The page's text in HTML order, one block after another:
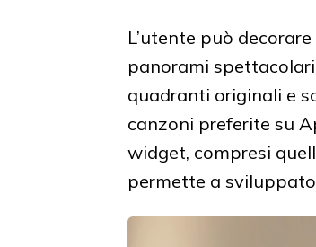
L’utente può
panorami
quadranti originali e
canzoni preferite su
widget, compresi
permette a